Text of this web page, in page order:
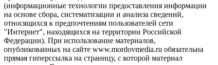
(информационные технологии предоставления информации
на основе сбора, систематизации и анализа сведений,
относящихся к предпочтениям пользователей сети
"Интернет", находящихся на территории Российской
Федерации). При использование материалов,
опубликованных на сайте www.mordovmedia.ru обязательна
прямая гиперссылка на страницу, с которой материал